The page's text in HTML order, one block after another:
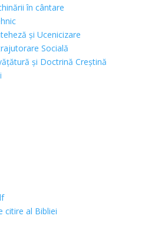
în cântare
și Ucenicizare
Socială
și Doctrină Creștină
citire al Bibliei